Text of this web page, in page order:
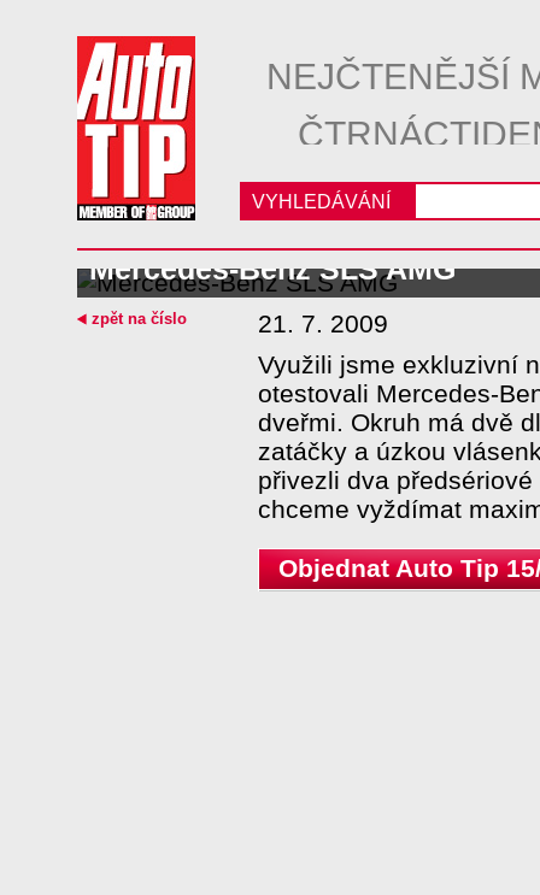
NEJČTENĚJŠÍ
VYHLEDÁVÁNÍ
Mercedes-Benz SLS AMG
21. 7. 2009
Využili jsme exkluzivní
otestovali Mercedes-
dveřmi. Okruh má dvě
zatáčky a úzkou
přivezli dva
chceme vyždímat
Objednat Auto Tip
zpět na číslo